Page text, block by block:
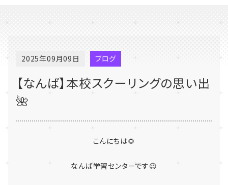
2025年09月09日 ブログ
【なんば】本校スクーリングの思い出
🌺
こんにちは🌻
なんば学習センターです😉